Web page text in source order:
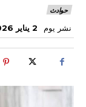
حوادث
نشر يوم 2 يناير 2026